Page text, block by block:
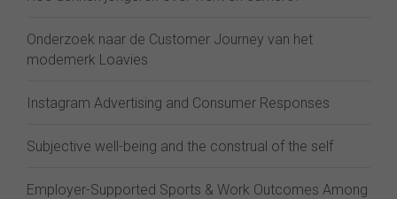
Onderzoek naar de Customer Journey van het
modemerk Loavies
Instagram Advertising and Consumer Responses
Subjective well-being and the construal of the self
Employer-Supported Sports & Work Outcomes Among